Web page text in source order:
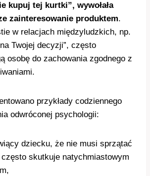
kupuj tej kurtki”, wywołała
zainteresowanie produktem.
w relacjach międzyludzkich, np.
Twojej decyzji”, często
osobę do zachowania zgodnego z
przykłady codziennego
odwróconej psychologii:
dziecku, że nie musi sprzątać
skutkuje natychmiastowym